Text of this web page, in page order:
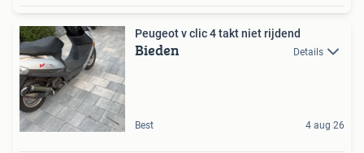
Peugeot v clic 4 takt niet rijdend
Bieden Details
Best 4 aug 26